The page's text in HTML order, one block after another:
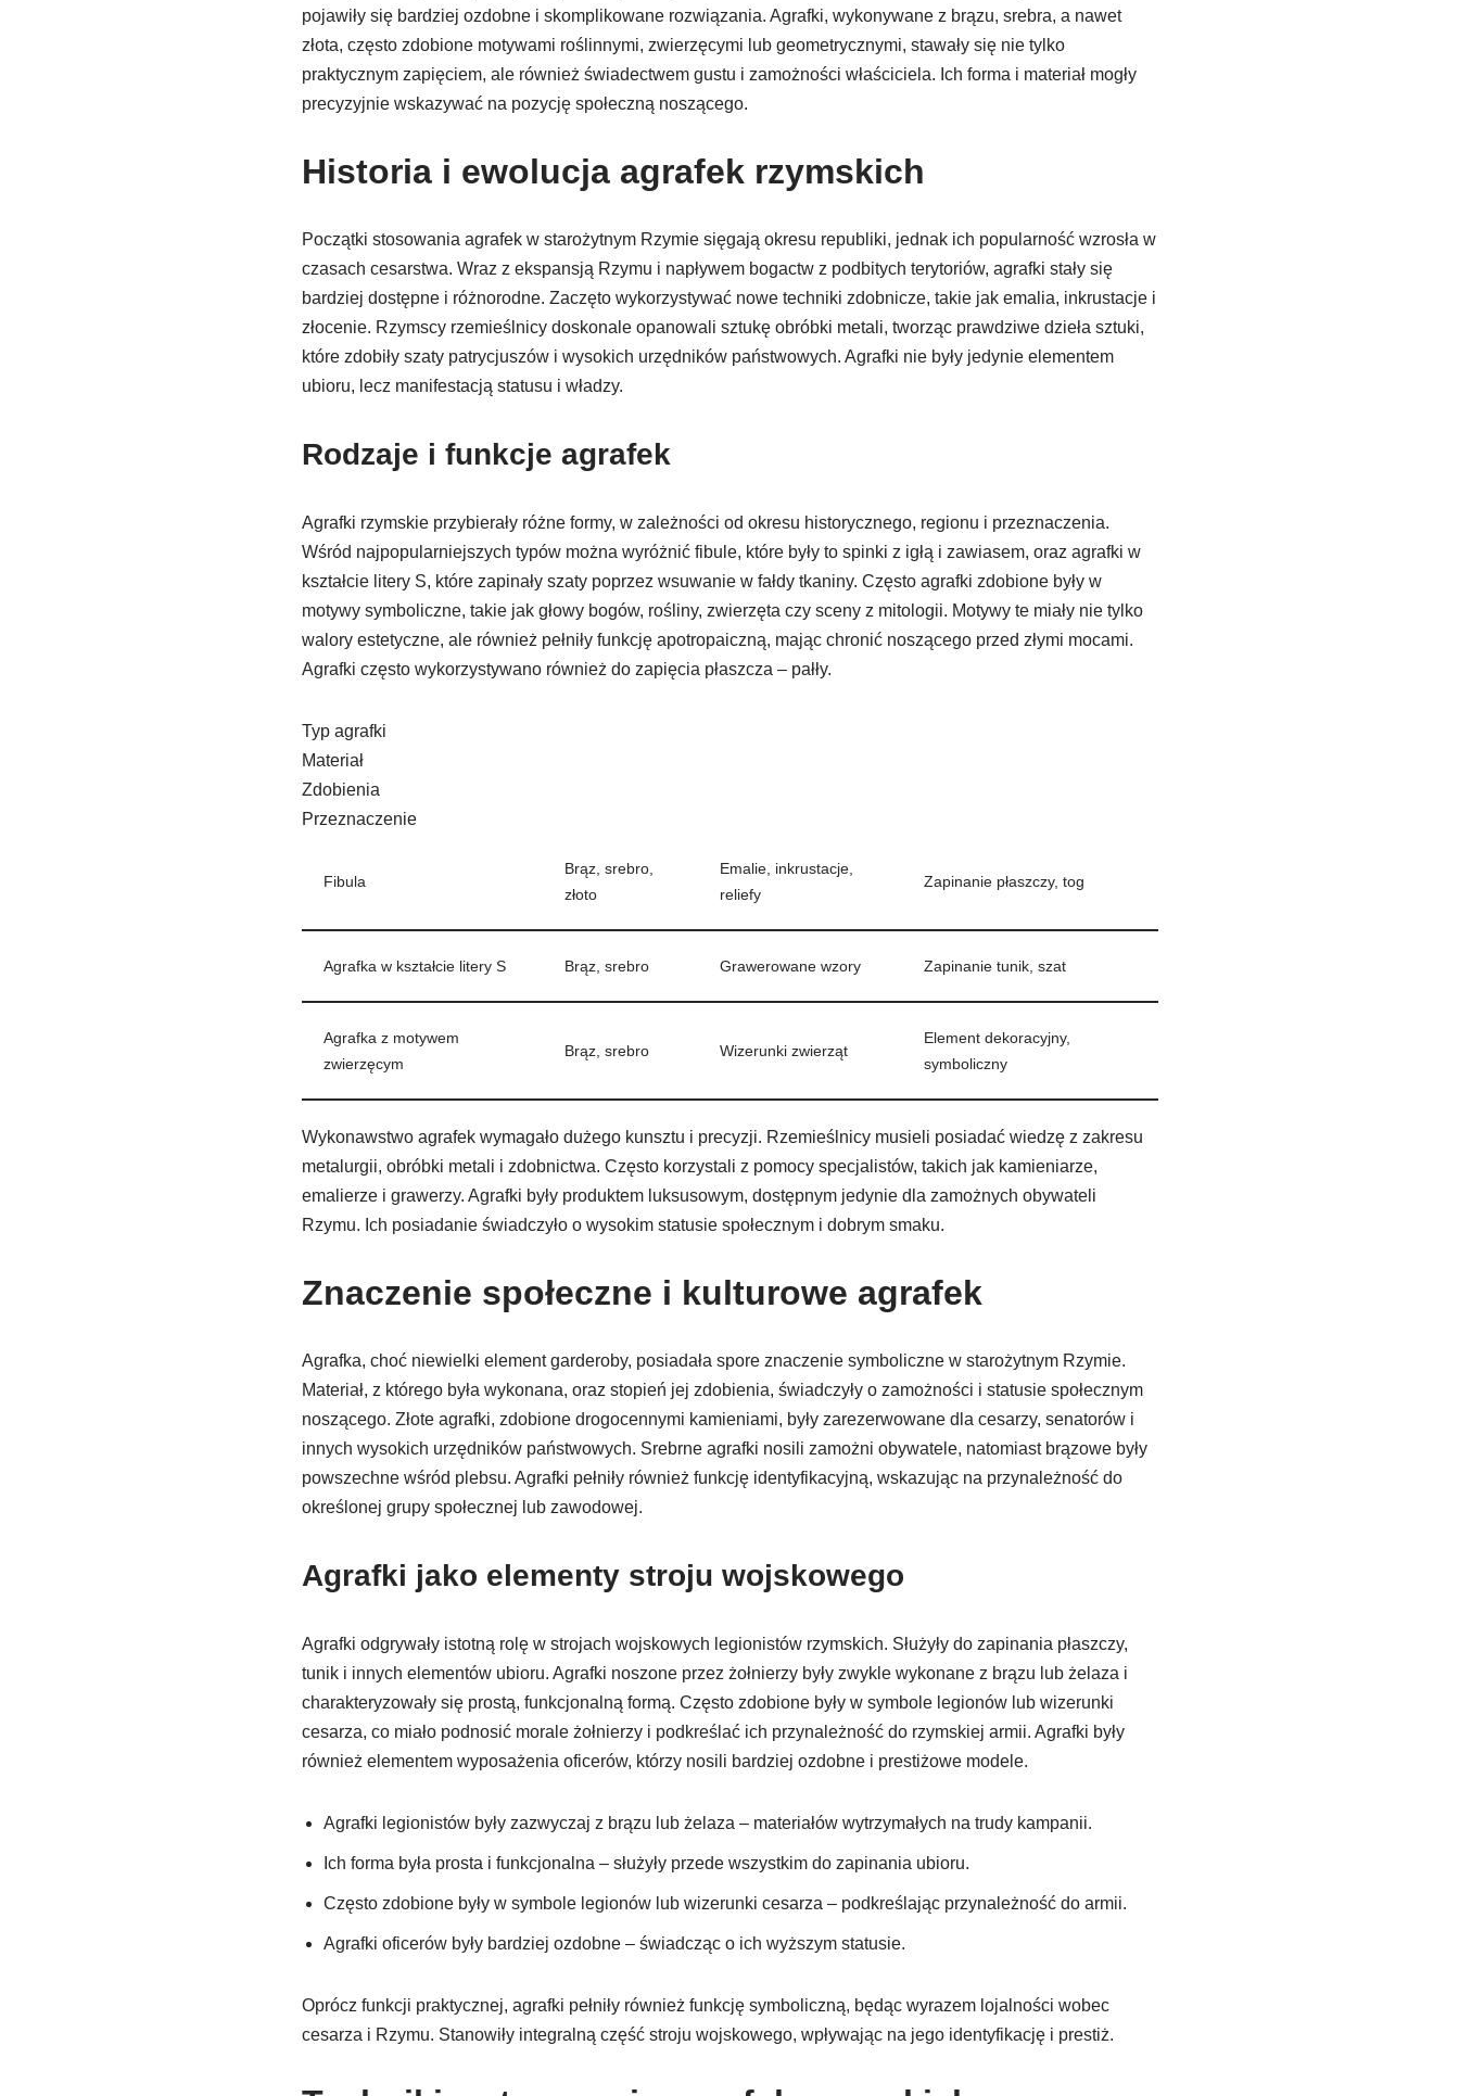
pojawiły się bardziej ozdobne i skomplikowane rozwiązania. Agrafki, wykonywane z brązu, srebra, a nawet
złota, często zdobione motywami roślinnymi, zwierzęcymi lub geometrycznymi, stawały się nie tylko
praktycznym zapięciem, ale również świadectwem gustu i zamożności właściciela. Ich forma i materiał mogły
precyzyjnie wskazywać na pozycję społeczną noszącego.
Historia i ewolucja agrafek rzymskich
Początki stosowania agrafek w starożytnym Rzymie sięgają okresu republiki, jednak ich popularność wzrosła w
czasach cesarstwa. Wraz z ekspansją Rzymu i napływem bogactw z podbitych terytoriów, agrafki stały się
bardziej dostępne i różnorodne. Zaczęto wykorzystywać nowe techniki zdobnicze, takie jak emalia, inkrustacje i
złocenie. Rzymscy rzemieślnicy doskonale opanowali sztukę obróbki metali, tworząc prawdziwe dzieła sztuki,
które zdobiły szaty patrycjuszów i wysokich urzędników państwowych. Agrafki nie były jedynie elementem
ubioru, lecz manifestacją statusu i władzy.
Rodzaje i funkcje agrafek
Agrafki rzymskie przybierały różne formy, w zależności od okresu historycznego, regionu i przeznaczenia.
Wśród najpopularniejszych typów można wyróżnić fibule, które były to spinki z igłą i zawiasem, oraz agrafki w
kształcie litery S, które zapinały szaty poprzez wsuwanie w fałdy tkaniny. Często agrafki zdobione były w
motywy symboliczne, takie jak głowy bogów, rośliny, zwierzęta czy sceny z mitologii. Motywy te miały nie tylko
walory estetyczne, ale również pełniły funkcję apotropaiczną, mając chronić noszącego przed złymi mocami.
Agrafki często wykorzystywano również do zapięcia płaszcza – pałły.
Typ agrafki
Materiał
Zdobienia
Przeznaczenie
Fibula
Brąz, srebro,
złoto
Emalie, inkrustacje,
reliefy
Zapinanie płaszczy, tog
Agrafka w kształcie litery S Brąz, srebro Grawerowane wzory Zapinanie tunik, szat
Agrafka z motywem
zwierzęcym
Brąz, srebro Wizerunki zwierząt
Element dekoracyjny,
symboliczny
Wykonawstwo agrafek wymagało dużego kunsztu i precyzji. Rzemieślnicy musieli posiadać wiedzę z zakresu
metalurgii, obróbki metali i zdobnictwa. Często korzystali z pomocy specjalistów, takich jak kamieniarze,
emalierze i grawerzy. Agrafki były produktem luksusowym, dostępnym jedynie dla zamożnych obywateli
Rzymu. Ich posiadanie świadczyło o wysokim statusie społecznym i dobrym smaku.
Znaczenie społeczne i kulturowe agrafek
Agrafka, choć niewielki element garderoby, posiadała spore znaczenie symboliczne w starożytnym Rzymie.
Materiał, z którego była wykonana, oraz stopień jej zdobienia, świadczyły o zamożności i statusie społecznym
noszącego. Złote agrafki, zdobione drogocennymi kamieniami, były zarezerwowane dla cesarzy, senatorów i
innych wysokich urzędników państwowych. Srebrne agrafki nosili zamożni obywatele, natomiast brązowe były
powszechne wśród plebsu. Agrafki pełniły również funkcję identyfikacyjną, wskazując na przynależność do
określonej grupy społecznej lub zawodowej.
Agrafki jako elementy stroju wojskowego
Agrafki odgrywały istotną rolę w strojach wojskowych legionistów rzymskich. Służyły do zapinania płaszczy,
tunik i innych elementów ubioru. Agrafki noszone przez żołnierzy były zwykle wykonane z brązu lub żelaza i
charakteryzowały się prostą, funkcjonalną formą. Często zdobione były w symbole legionów lub wizerunki
cesarza, co miało podnosić morale żołnierzy i podkreślać ich przynależność do rzymskiej armii. Agrafki były
również elementem wyposażenia oficerów, którzy nosili bardziej ozdobne i prestiżowe modele.
Agrafki legionistów były zazwyczaj z brązu lub żelaza – materiałów wytrzymałych na trudy kampanii.
Ich forma była prosta i funkcjonalna – służyły przede wszystkim do zapinania ubioru.
Często zdobione były w symbole legionów lub wizerunki cesarza – podkreślając przynależność do armii.
Agrafki oficerów były bardziej ozdobne – świadcząc o ich wyższym statusie.
Oprócz funkcji praktycznej, agrafki pełniły również funkcję symboliczną, będąc wyrazem lojalności wobec
cesarza i Rzymu. Stanowiły integralną część stroju wojskowego, wpływając na jego identyfikację i prestiż.